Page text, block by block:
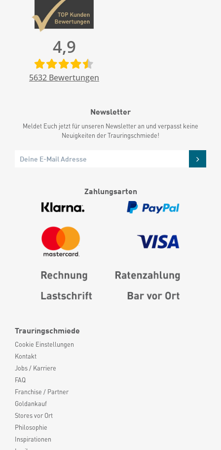
Trauringschmiede
Cookie Einstellungen
Kontakt
Jobs / Karriere
FAQ
Franchise / Partner
Goldankauf
Stores vor Ort
Philosophie
Inspirationen
4,9
5632 Bewertungen
Newsletter
Meldet Euch jetzt für unseren Newsletter an und verpasst keine
Neuigkeiten der Trauringschmiede!
Zahlungsarten